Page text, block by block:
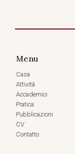
Menu
Casa
Attività
Accademici
Pratica
Pubblicazioni
CV
Contatto